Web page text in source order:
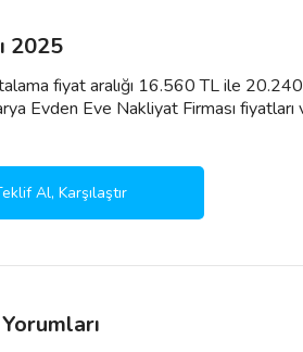
2025
fiyat aralığı 16.560 TL ile
Evden Eve Nakliyat Firması fiyatları
Al, Karşılaştır